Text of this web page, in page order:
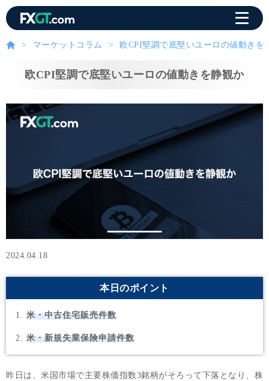
マーケットコラム 欧CPI堅調で底堅いユーロの値動きを
欧CPI堅調で底堅いユーロの値動きを静観か
2024.04.18
本日のポイント
米・中古住宅販売件数
米・新規失業保険申請件数
昨日は、米国市場で主要株価指数3銘柄がそろって下落となり、株